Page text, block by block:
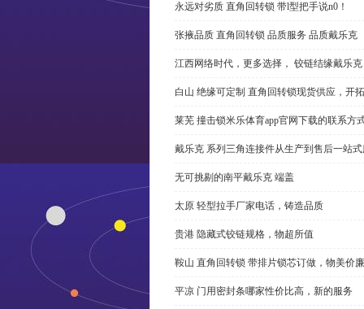
永远对劣质 直角回转锁 带l型把手说n0！
张掖品质 直角回转锁 品质服务 品质戴乐克
江西网络时代，更多选择， 铰链结缘戴乐克
白山 绝缘可定制 直角回转锁现货供应，开
莱芜 撞击锁米乐体育app官网下载的联系方
戴乐克 系列三角连接件从生产到售后一站
无可挑剔的南平戴乐克 端盖
太原 轻型拉手厂家电话，铸造品质
贵港 隐藏式铰链规格，物超所值
鞍山 直角回转锁 带排片锁芯订做，物美价廉
平凉 门用密封条哪家性价比高，新的服务